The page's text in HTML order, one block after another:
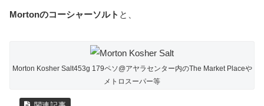
Mortonのコーシャーソルト と、
Morton Kosher Salt453g 179ペソ@アヤラセンター内のThe Market Placeや
メトロスーパー等